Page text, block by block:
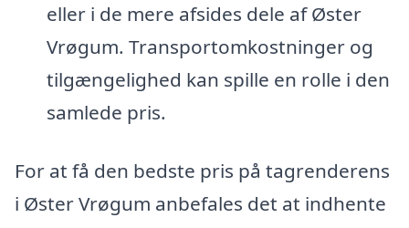
eller i de mere afsides dele af Øster
Vrøgum. Transportomkostninger og
tilgængelighed kan spille en rolle i den
samlede pris.
For at få den bedste pris på tagrenderens
i Øster Vrøgum anbefales det at indhente